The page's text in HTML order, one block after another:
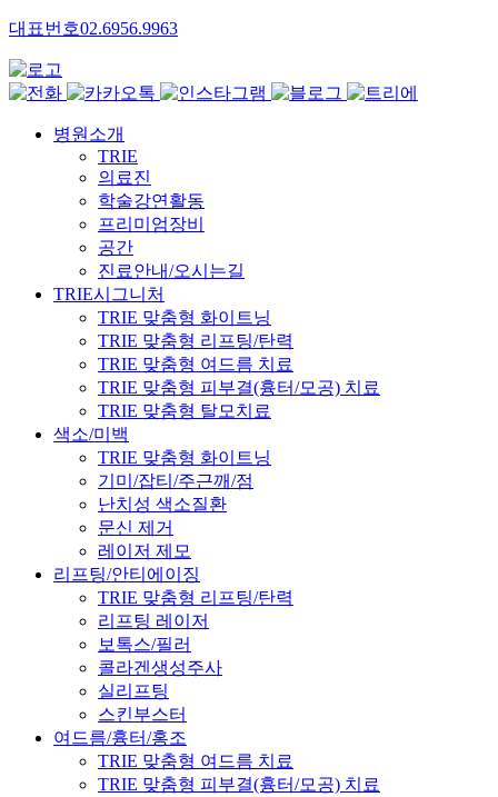
대표번호02.6956.9963
병원소개
TRIE
의료진
학술강연활동
프리미엄장비
공간
진료안내/오시는길
TRIE시그니처
TRIE 맞춤형 화이트닝
TRIE 맞춤형 리프팅/탄력
TRIE 맞춤형 여드름 치료
TRIE 맞춤형 피부결(흉터/모공) 치료
TRIE 맞춤형 탈모치료
색소/미백
TRIE 맞춤형 화이트닝
기미/잡티/주근깨/점
난치성 색소질환
문신 제거
레이저 제모
리프팅/안티에이징
TRIE 맞춤형 리프팅/탄력
리프팅 레이저
보톡스/필러
콜라겐생성주사
실리프팅
스킨부스터
여드름/흉터/홍조
TRIE 맞춤형 여드름 치료
TRIE 맞춤형 피부결(흉터/모공) 치료